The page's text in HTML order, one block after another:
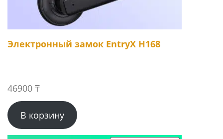
Электронный замок EntryX H168
46900 ₸
В корзину